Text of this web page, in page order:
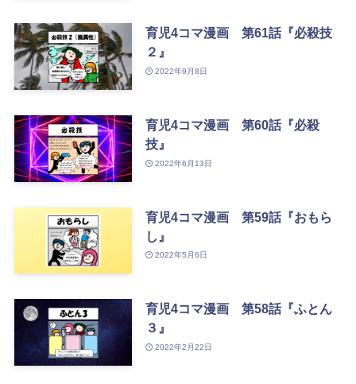
育児4コマ漫画 第61話『必殺技
２』
2022年9月8日
育児4コマ漫画 第60話『必殺
技』
2022年6月13日
育児4コマ漫画 第59話『おもら
し』
2022年5月6日
育児4コマ漫画 第58話『ふとん
３』
2022年2月22日